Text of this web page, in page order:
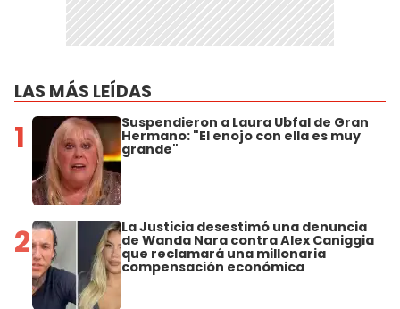
LAS MÁS LEÍDAS
1 Suspendieron a Laura Ubfal de Gran
Hermano: "El enojo con ella es muy
grande"
2 La Justicia desestimó una denuncia
de Wanda Nara contra Alex Caniggia
que reclamará una millonaria
compensación económica